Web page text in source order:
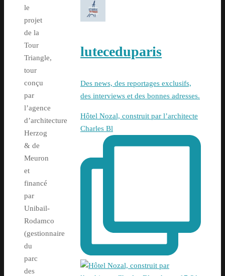
le
projet
de la
Tour
Triangle,
tour
conçu
par
l’agence
d’architecture
Herzog
& de
Meuron
et
financé
par
Unibail-
Rodamco
(gestionnaire
du
parc
des
luteceduparis
Des news, des reportages exclusifs,
des interviews et des bonnes adresses.
Hôtel Nozal, construit par l’architecte
Charles Bl